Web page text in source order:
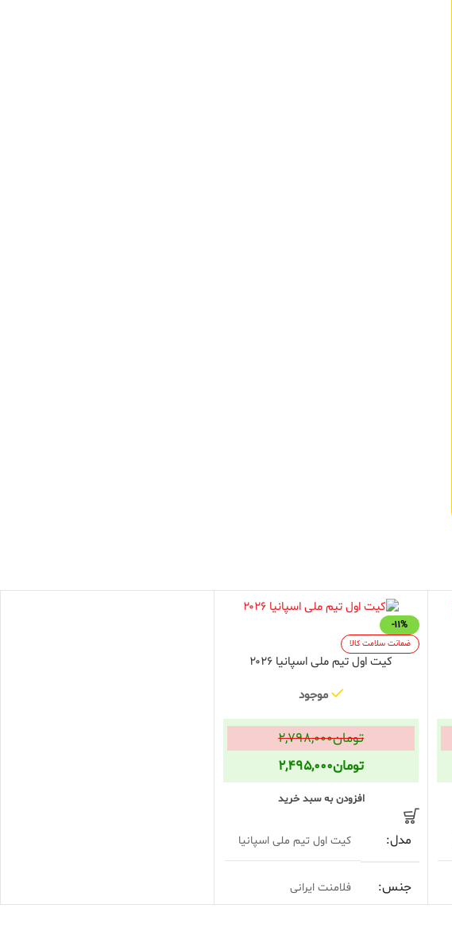
-11%
ضمانت سلامت کالا
کیت اول تیم ملی اسپانیا ۲۰۲۶
موجود
تومان۲,۷۹۸,۰۰۰
تومان۲,۴۹۵,۰۰۰
افزودن به سبد خرید
مدل کیت اول تیم ملی اسپانیا
جنس فلامنت ایرانی